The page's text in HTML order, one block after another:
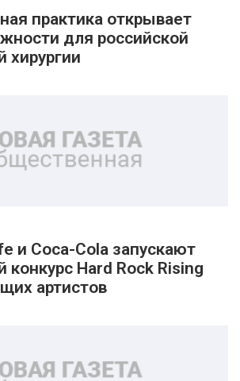
практика открывает
для российской
хирургии
и Coca-Cola запускают
Hard Rock Rising
артистов